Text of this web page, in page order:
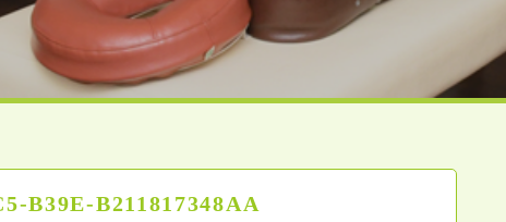
B39E-B211817348AA